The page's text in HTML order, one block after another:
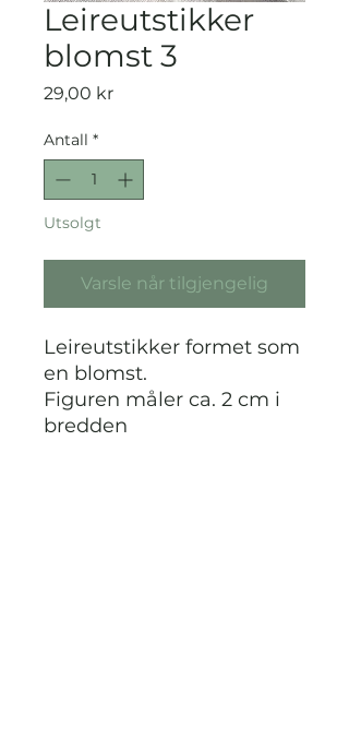
Leireutstikker
blomst 3
29,00 krPris
Antall *
Utsolgt
Varsle når tilgjengelig
Leireutstikker formet som
en blomst.
Figuren måler ca. 2 cm i
bredden